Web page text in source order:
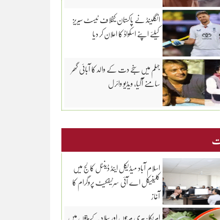
انگلینڈ نے پاکستان کیخلاف ٹیسٹ سیریز
کیلئے اپنے اسکواڈ کا اعلان کر دیا
جہلم میں سنجے دت کے والد کا آبائی گھر
سامنے آگیا، ویڈیو وائرل
اسلام آباد میڈیکل اینڈ ڈینٹل کالج میں
کلینیکل اے آئی سرٹیفکیٹ پروگرام کا
آغاز